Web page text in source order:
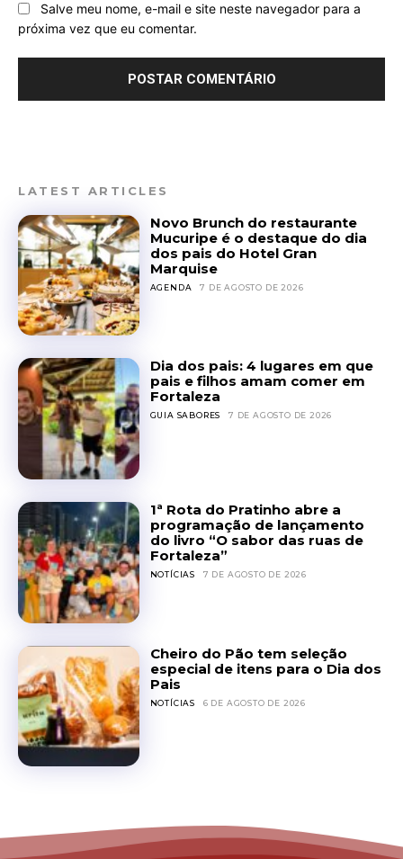
Salve meu nome, e-mail e site neste navegador para a
próxima vez que eu comentar.
LATEST ARTICLES
Novo Brunch do restaurante
Mucuripe é o destaque do dia
dos pais do Hotel Gran
Marquise
AGENDA 7 DE AGOSTO DE 2026
Dia dos pais: 4 lugares em que
pais e filhos amam comer em
Fortaleza
GUIA SABORES 7 DE AGOSTO DE 2026
1ª Rota do Pratinho abre a
programação de lançamento
do livro “O sabor das ruas de
Fortaleza”
NOTÍCIAS 7 DE AGOSTO DE 2026
Cheiro do Pão tem seleção
especial de itens para o Dia dos
Pais
NOTÍCIAS 6 DE AGOSTO DE 2026